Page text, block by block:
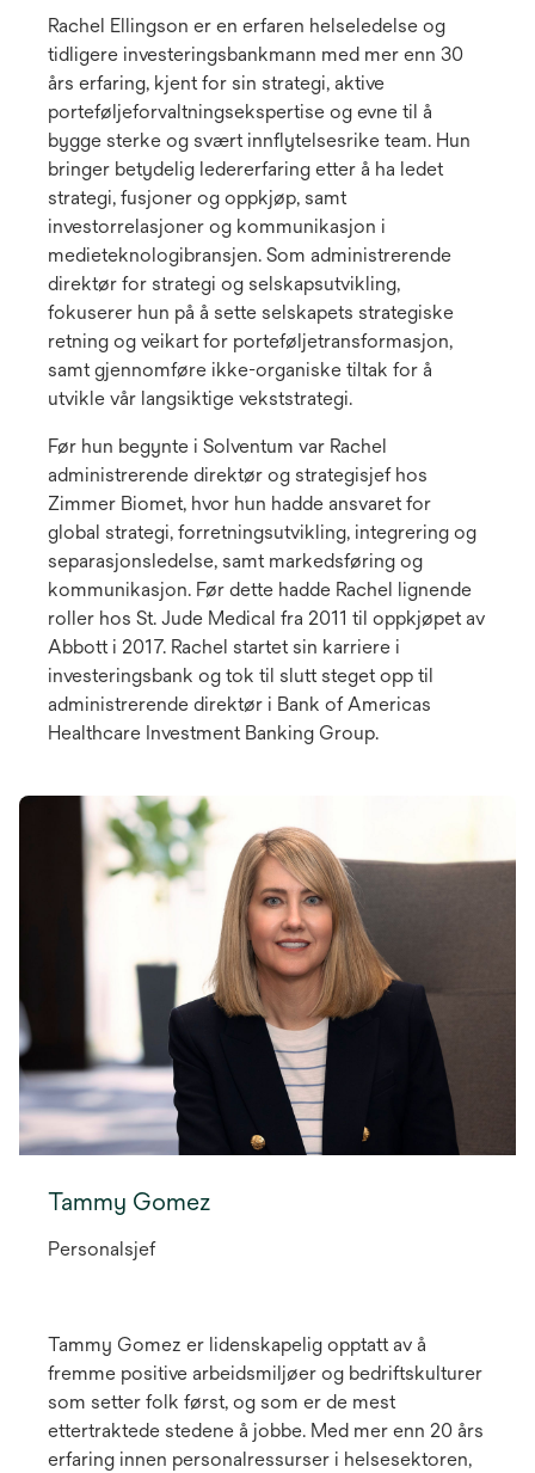
Rachel Ellingson er en erfaren helseledelse og
tidligere investeringsbankmann med mer enn 30
års erfaring, kjent for sin strategi, aktive
porteføljeforvaltningsekspertise og evne til å
bygge sterke og svært innflytelsesrike team. Hun
bringer betydelig ledererfaring etter å ha ledet
strategi, fusjoner og oppkjøp, samt
investorrelasjoner og kommunikasjon i
medieteknologibransjen. Som administrerende
direktør for strategi og selskapsutvikling,
fokuserer hun på å sette selskapets strategiske
retning og veikart for porteføljetransformasjon,
samt gjennomføre ikke-organiske tiltak for å
utvikle vår langsiktige vekststrategi.
Før hun begynte i Solventum var Rachel
administrerende direktør og strategisjef hos
Zimmer Biomet, hvor hun hadde ansvaret for
global strategi, forretningsutvikling, integrering og
separasjonsledelse, samt markedsføring og
kommunikasjon. Før dette hadde Rachel lignende
roller hos St. Jude Medical fra 2011 til oppkjøpet av
Abbott i 2017. Rachel startet sin karriere i
investeringsbank og tok til slutt steget opp til
administrerende direktør i Bank of Americas
Healthcare Investment Banking Group.
Tammy Gomez
Personalsjef
Tammy Gomez er lidenskapelig opptatt av å
fremme positive arbeidsmiljøer og bedriftskulturer
som setter folk først, og som er de mest
ettertraktede stedene å jobbe. Med mer enn 20 års
erfaring innen personalressurser i helsesektoren,